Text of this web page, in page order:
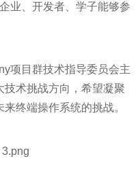
业、开发者、学子能够参
项目群技术指导委员会主
技术挑战方向，希望凝聚
终端操作系统的挑战。